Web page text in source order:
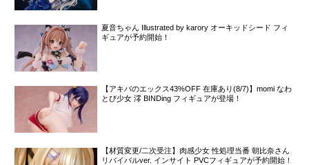
夏音ちゃん Illustrated by karory オーキッドシード フィ
ギュアが予約開始！
【アキバのエックス43%OFF 在庫あり(8/7)】momi なわ
とび少女 澪 BINDing フィギュアが登場！
【材質変更/二次受注】肉感少女 性処理当番 朝比奈さん
リバイバルver. インサイト PVCフィギュアが予約開始！